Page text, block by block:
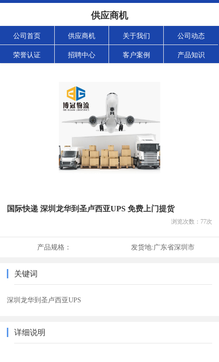
供应商机
公司首页 供应商机 关于我们 公司动态
荣誉认证 招聘中心 客户案例 产品知识
国际快递 深圳龙华到圣卢西亚UPS 免费上门提货
浏览次数： 77次
产品规格： 发货地:广东省深圳市
关键词
深圳龙华到圣卢西亚UPS
详细说明